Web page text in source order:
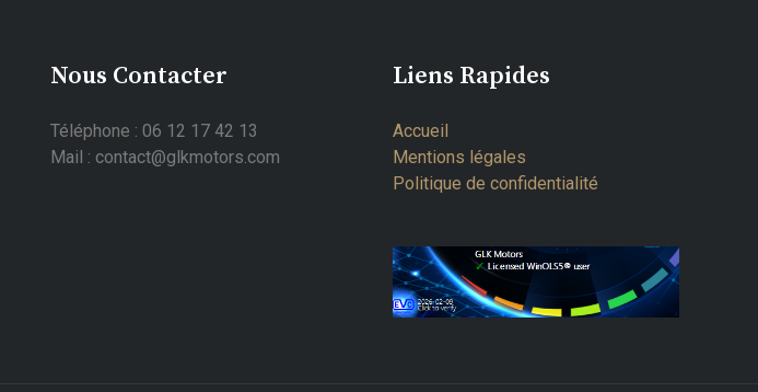
Nous Contacter
Téléphone : 06 12 17 42 13
Mail : contact@glkmotors.com
Liens Rapides
Accueil
Mentions légales
Politique de confidentialité